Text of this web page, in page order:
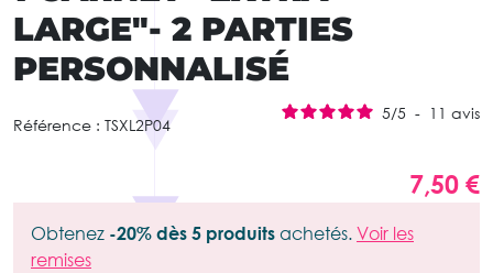
LARGE"- 2 PARTIES
PERSONNALISÉ
Référence : TSXL2P04
5/5 - 11 avis
7,50 €
Obtenez -20% dès 5 produits achetés. Voir les
remises